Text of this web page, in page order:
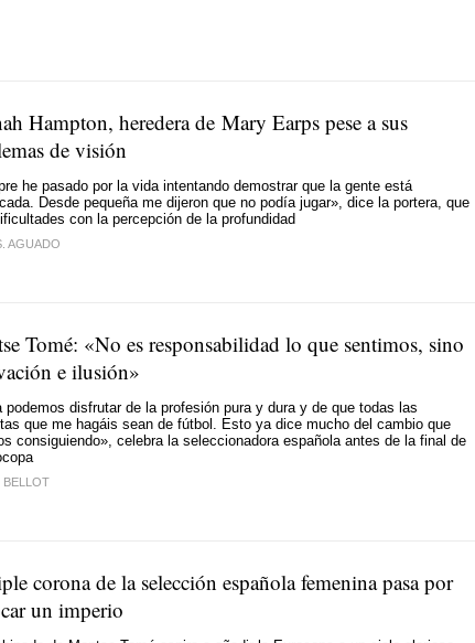
Hampton, heredera de Mary Earps pese a sus
de visión
he pasado por la vida intentando demostrar que la gente está
Desde pequeña me dijeron que no podía jugar», dice la portera, que
con la percepción de la profundidad
AGUADO
Tomé: «No es responsabilidad lo que sentimos, sino
e ilusión»
podemos disfrutar de la profesión pura y dura y de que todas las
que me hagáis sean de fútbol. Esto ya dice mucho del cambio que
consiguiendo», celebra la seleccionadora española antes de la final de
BELLOT
corona de la selección española femenina pasa por
un imperio